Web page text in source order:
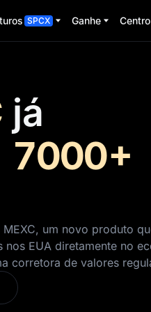
SPCX Ganhe
já
7000+
um novo produto
EUA diretamente no
corretora de valores